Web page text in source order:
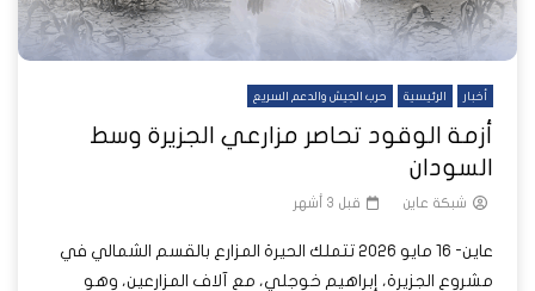
أخبار الرئيسية حرب الجيش والدعم السريع
أزمة الوقود تحاصر مزارعي الجزيرة وسط
السودان
شبكة عاين قبل 3 أشهر
عاين- 16 مايو 2026 تتملك الحيرة المزارع بالقسم الشمالي في
مشروع الجزيرة، إبراهيم خوجلي، مع آلاف المزارعين، وهو